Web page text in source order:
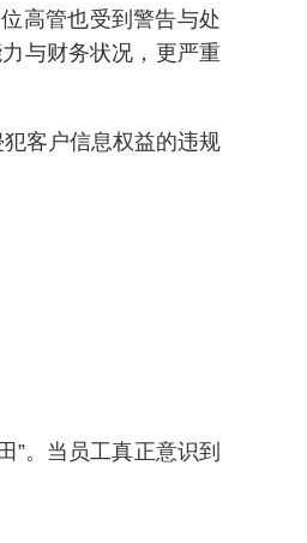
高管也受到警告与处
与财务状况，更严重
客户信息权益的违规
”。当员工真正意识到